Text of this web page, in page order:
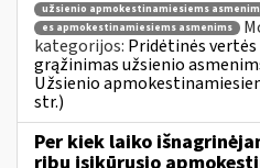
užsienio apmokestinamiesiems
es apmokestinamiesiems asmenims
kategorijos: Pridėtinės vertės
grąžinimas užsienio
Užsienio
str.)
Per kiek laiko
ribų įsikūrusio